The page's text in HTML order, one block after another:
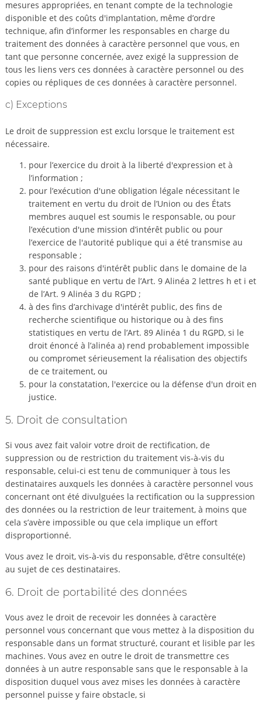
mesures appropriées, en tenant compte de la technologie
disponible et des coûts d'implantation, même d’ordre
technique, afin d’informer les responsables en charge du
traitement des données à caractère personnel que vous, en
tant que personne concernée, avez exigé la suppression de
tous les liens vers ces données à caractère personnel ou des
copies ou répliques de ces données à caractère personnel.
c) Exceptions
Le droit de suppression est exclu lorsque le traitement est
nécessaire.
pour l’exercice du droit à la liberté d'expression et à
l’information ;
pour l’exécution d'une obligation légale nécessitant le
traitement en vertu du droit de l’Union ou des États
membres auquel est soumis le responsable, ou pour
l’exécution d'une mission d’intérêt public ou pour
l’exercice de l'autorité publique qui a été transmise au
responsable ;
pour des raisons d'intérêt public dans le domaine de la
santé publique en vertu de l’Art. 9 Alinéa 2 lettres h et i et
de l’Art. 9 Alinéa 3 du RGPD ;
à des fins d’archivage d'intérêt public, des fins de
recherche scientifique ou historique ou à des fins
statistiques en vertu de l’Art. 89 Alinéa 1 du RGPD, si le
droit énoncé à l’alinéa a) rend probablement impossible
ou compromet sérieusement la réalisation des objectifs
de ce traitement, ou
pour la constatation, l'exercice ou la défense d'un droit en
justice.
5. Droit de consultation
Si vous avez fait valoir votre droit de rectification, de
suppression ou de restriction du traitement vis-à-vis du
responsable, celui-ci est tenu de communiquer à tous les
destinataires auxquels les données à caractère personnel vous
concernant ont été divulguées la rectification ou la suppression
des données ou la restriction de leur traitement, à moins que
cela s’avère impossible ou que cela implique un effort
disproportionné.
Vous avez le droit, vis-à-vis du responsable, d’être consulté(e)
au sujet de ces destinataires.
6. Droit de portabilité des données
Vous avez le droit de recevoir les données à caractère
personnel vous concernant que vous mettez à la disposition du
responsable dans un format structuré, courant et lisible par les
machines. Vous avez en outre le droit de transmettre ces
données à un autre responsable sans que le responsable à la
disposition duquel vous avez mises les données à caractère
personnel puisse y faire obstacle, si